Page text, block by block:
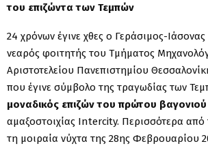
του επιζώντα των Τεμπών
24 χρόνων έγινε χθες ο Γεράσιμος-
νεαρός φοιτητής του Τμήματος
Αριστοτελείου Πανεπιστημίου
που έγινε σύμβολο της τραγωδίας των
μοναδικός επιζών του πρώτου βαγονιού
αμαξοστοιχίας Intercity. Περισσότερα από
τη μοιραία νύχτα της 28ης Φεβρουαρίου